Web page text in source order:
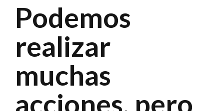
Podemos
realizar
muchas
acciones, pero